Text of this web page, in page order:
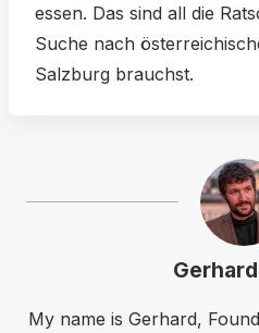
essen. Das sind all die
Suche nach
Salzburg brauchst.
My name is Gerhard,